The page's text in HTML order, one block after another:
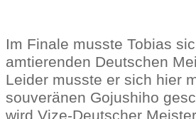
Im Finale musste Tobias
amtierenden Deutschen
Leider musste er sich hier
souveränen Gojushiho
wird Vize-Deutscher